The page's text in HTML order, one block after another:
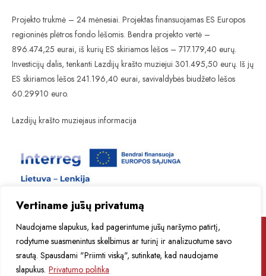
Vertiname jūsų privatumą
Naudojame slapukus, kad pagerintume jūsų naršymo patirtį,
rodytume suasmenintus skelbimus ar turinį ir analizuotume savo
srautą. Spausdami "Priimti viską", sutinkate, kad naudojame
slapukus. Privatumo politika
Projekto trukmė – 24 mėnesiai. Projektas finansuojamas ES Europos
regioninės plėtros fondo lėšomis. Bendra projekto vertė –
896.474,25 eurai, iš kurių ES skiriamos lėšos – 717.179,40 eurų.
Investicijų dalis, tenkanti Lazdijų krašto muziejui 301.495,50 eurų. Iš jų
ES skiriamos lėšos 241.196,40 eurai, savivaldybės biudžeto lėšos
60.29910 euro.
Lazdijų krašto muziejaus informacija
Apie renginius ir muziejų naujienas sužinokite